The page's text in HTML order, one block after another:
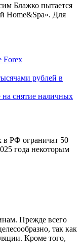
Блажко пытается
Home&Spa». Для
Forex
на снятие наличных
в РФ ограничат 50
года некоторым
Прежде всего
так как
Кроме того,